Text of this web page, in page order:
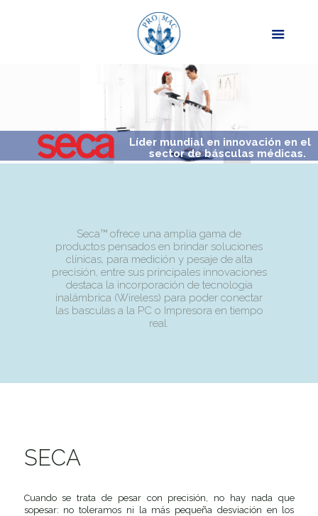
sector de básculas médicas.
Líder mundial en innovación en el
Seca™ ofrece una amplia gama de
productos pensados en brindar soluciones
clínicas, para medición y pesaje de alta
precisión, entre sus principales innovaciones
destaca la incorporación de tecnología
inalámbrica (Wireless) para poder conectar
las basculas a la PC o Impresora en tiempo
real.
SECA
Cuando se trata de pesar con precisión, no hay nada que
sopesar: no toleramos ni la más pequeña desviación en los